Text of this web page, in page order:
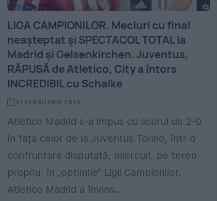
LIGA CAMPIONILOR. Meciuri cu final
neașteptat și SPECTACOL TOTAL la
Madrid și Gelsenkirchen. Juventus,
RĂPUSĂ de Atletico, City a întors
INCREDIBIL cu Schalke
21 FEBRUARIE 2019
Atletico Madrid s-a impus cu scorul de 2-0
în fața celor de la Juventus Torino, într-o
confruntare disputată, miercuri, pe teren
propriu, în „optimile” Ligii Campionilor.
Atletico Madrid a învins...